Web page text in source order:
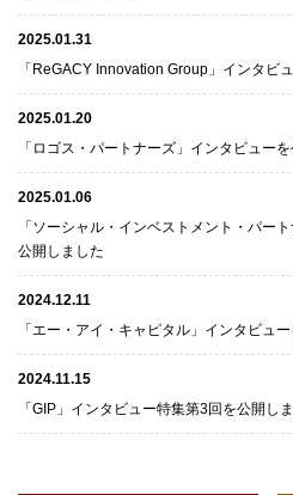
2025.01.31
「ReGACY Innovation Group」インタビ
2025.01.20
「ロゴス・パートナーズ」インタビュー
2025.01.06
「ソーシャル・インベストメント・パー
公開しました
2024.12.11
「エー・アイ・キャピタル」インタビュ
2024.11.15
「GIP」インタビュー特集第3回を公開し